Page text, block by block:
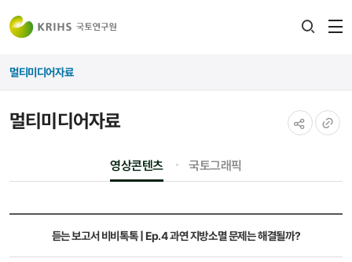
멀티미디어자료
멀티미디어자료
영상콘텐츠 국토그래픽
듣는 보고서 비비톡톡 | Ep.4 과연 지방소멸 문제는 해결될까?